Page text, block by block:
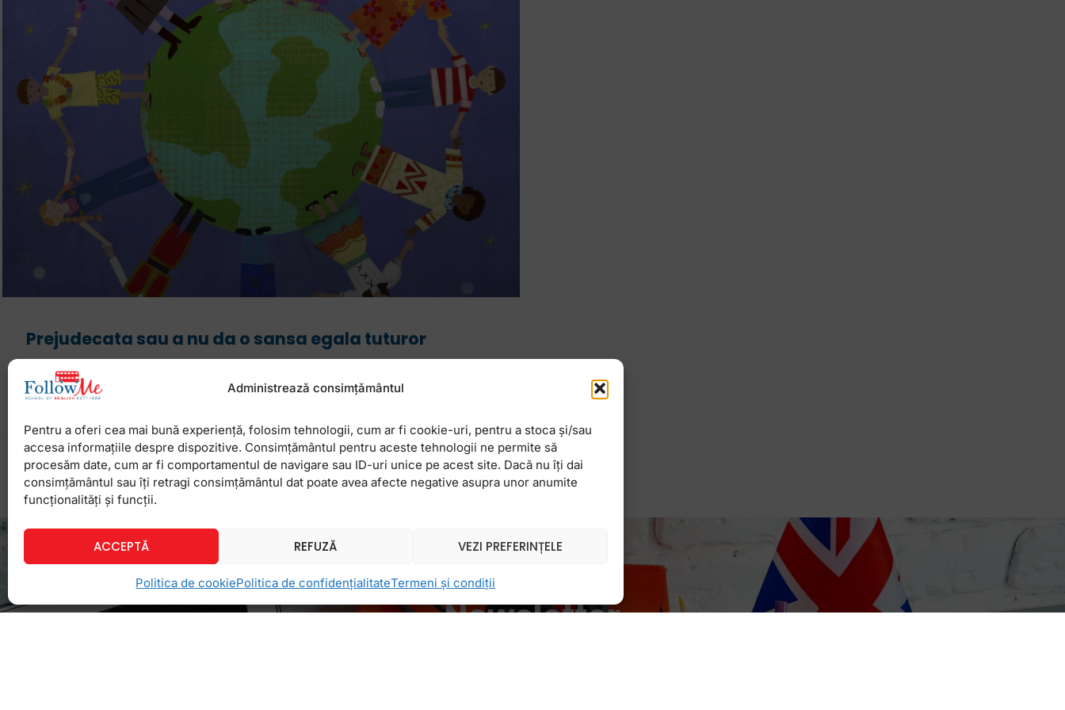
Administrează consimțământul
Pentru a oferi cea mai bună experiență, folosim tehnologii, cum ar fi cookie-uri, pentru a stoca și/sau
accesa informațiile despre dispozitive. Consimțământul pentru aceste tehnologii ne permite să
procesăm date, cum ar fi comportamentul de navigare sau ID-uri unice pe acest site. Dacă nu îți dai
consimțământul sau îți retragi consimțământul dat poate avea afecte negative asupra unor anumite
funcționalități și funcții.
ACCEPTĂ REFUZĂ VEZI PREFERINȚELE
Politica de cookiePolitica de confidențialitateTermeni și condiții
Prejudecata sau a nu da o sansa egala tuturor
formeaza despre cineva inainte sa il cunoasca. Poate sa insemne ca ai
14 martie 2013 Niciun comentariu
Newsletter